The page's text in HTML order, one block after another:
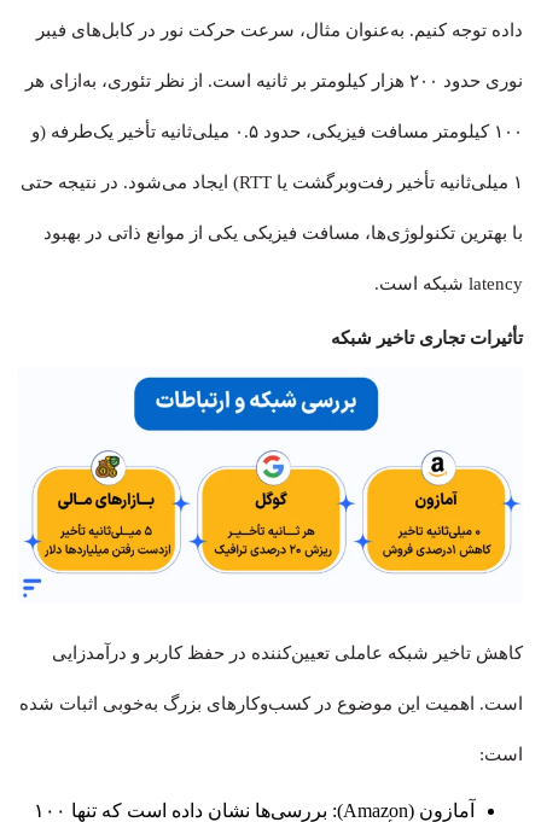
داده توجه کنیم. به‌عنوان مثال، سرعت حرکت نور در کابل‌های فیبر
نوری حدود ۲۰۰ هزار کیلومتر بر ثانیه است. از نظر تئوری، به‌ازای هر
۱۰۰ کیلومتر مسافت فیزیکی، حدود ۰.۵ میلی‌ثانیه تأخیر یک‌طرفه (و
۱ میلی‌ثانیه تأخیر رفت‌وبرگشت یا RTT) ایجاد می‌شود. در نتیجه حتی
با بهترین تکنولوژی‌ها، مسافت فیزیکی یکی از موانع ذاتی در بهبود
latency شبکه است.
تأثیرات تجاری تاخیر شبکه
کاهش تاخیر شبکه عاملی تعیین‌کننده در حفظ کاربر و درآمدزایی
است. اهمیت این موضوع در کسب‌وکارهای بزرگ به‌خوبی اثبات شده
است:
آمازون (Amazon): بررسی‌ها نشان داده است که تنها ۱۰۰